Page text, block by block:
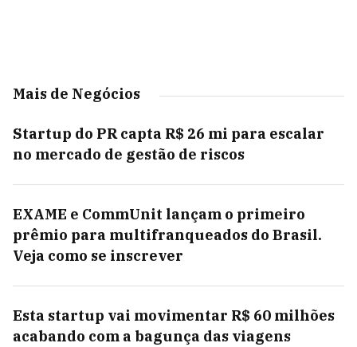
Mais de Negócios
Startup do PR capta R$ 26 mi para escalar
no mercado de gestão de riscos
EXAME e CommUnit lançam o primeiro
prêmio para multifranqueados do Brasil.
Veja como se inscrever
Esta startup vai movimentar R$ 60 milhões
acabando com a bagunça das viagens